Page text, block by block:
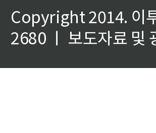
Copyright 2014. 이
2680 ㅣ 보도자료